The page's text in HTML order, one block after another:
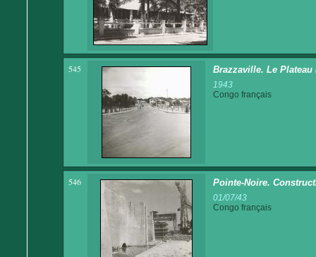
545 Brazzaville. Le
1943
Congo français
546 Pointe-Noire.
01/07/43
Congo français